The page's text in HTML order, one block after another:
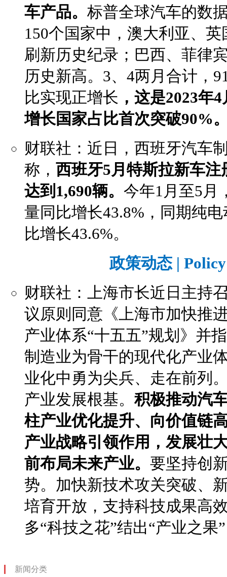
车产品。 标普全球汽车的数
150个国家中，澳大利亚、
刷新历史纪录；巴西、菲律
历史新高。3、4两月合计，
比实现正增长 ，这是2023年
增长国家占比首次突破90%
财联社：近日，西班牙汽车
称， 西班牙5月特斯拉新车
达到1,690辆。 今年1月至5月
量同比增长43.8%，同期纯
比增长43.6%。
政策动态 |
财联社：上海市长近日主持
议原则同意《上海市加快推
产业体系“十五五”规划》并
制造业为骨干的现代化产业
业化中勇为尖兵、走在前列
产业发展根基。 积极推动汽
柱产业优化提升、向价值链
产业战略引领作用，发展壮
前布局未来产业。 要坚持创
势。加快新技术攻关突破、
培育开放，支持科技成果高
多“科技之花”结出“产业之果
新闻分类